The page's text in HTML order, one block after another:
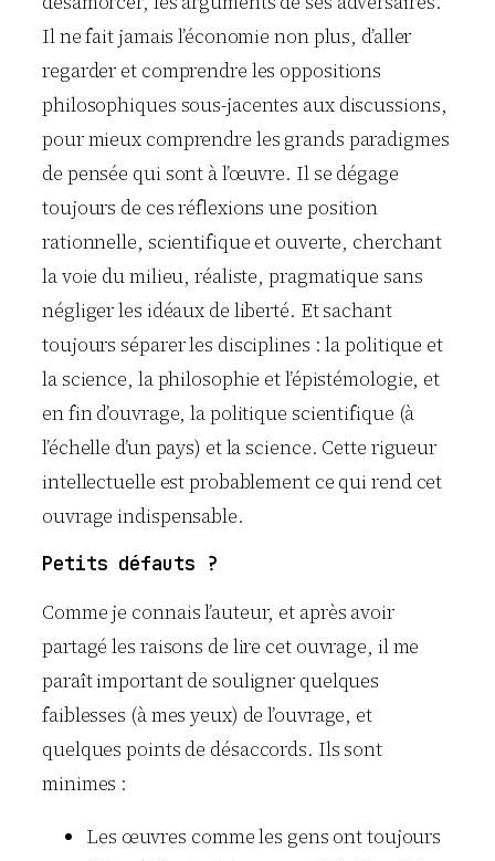
Il ne fait jamais l’économie non plus, d’aller
regarder et comprendre les oppositions
philosophiques sous-jacentes aux discussions,
pour mieux comprendre les grands paradigmes
de pensée qui sont à l’œuvre. Il se dégage
toujours de ces réflexions une position
rationnelle, scientifique et ouverte, cherchant
la voie du milieu, réaliste, pragmatique sans
négliger les idéaux de liberté. Et sachant
toujours séparer les disciplines : la politique et
la science, la philosophie et l’épistémologie, et
en fin d’ouvrage, la politique scientifique (à
l’échelle d’un pays) et la science. Cette rigueur
intellectuelle est probablement ce qui rend cet
ouvrage indispensable.
Petits défauts ?
Comme je connais l’auteur, et après avoir
partagé les raisons de lire cet ouvrage, il me
paraît important de souligner quelques
faiblesses (à mes yeux) de l’ouvrage, et
quelques points de désaccords. Ils sont
minimes :
Les œuvres comme les gens ont toujours